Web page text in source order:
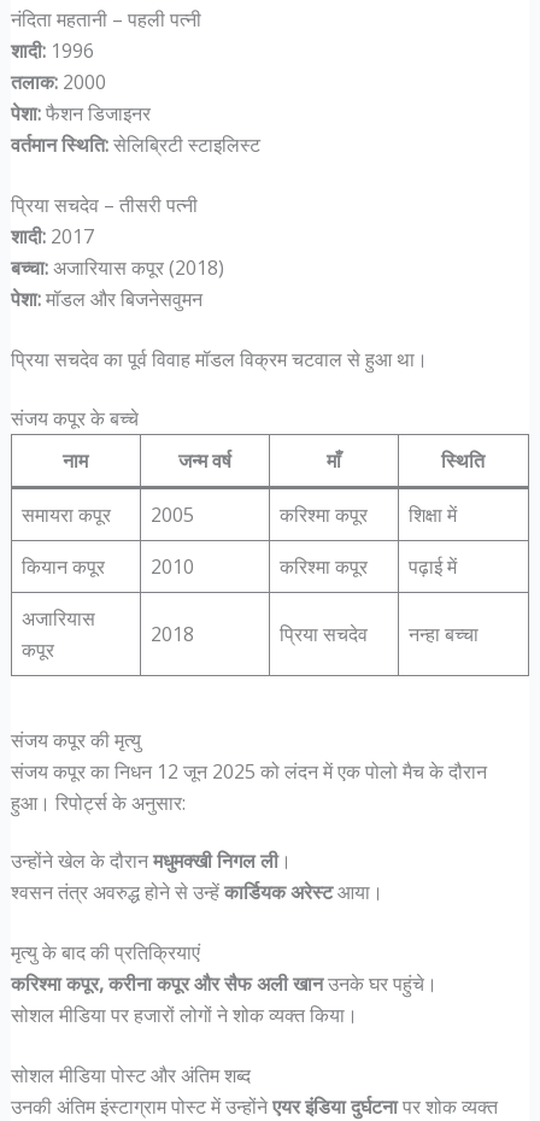
नंदिता महतानी – पहली पत्नी
शादी:1996
तलाक:2000
पेशा:फैशन डिजाइनर
वर्तमान स्थिति:सेलिब्रिटी स्टाइलिस्ट
प्रिया सचदेव – तीसरी पत्नी
शादी:2017
बच्चा:अजारियास कपूर (2018)
पेशा:मॉडल और बिजनेसवुमन
प्रिया सचदेव का पूर्व विवाह मॉडल विक्रम चटवाल से हुआ था।
संजय कपूर के बच्चे
नाम
जन्म वर्ष माँ स्थिति
समायरा कपूर 2005 करिश्मा कपूर
शिक्षा में
कियान कपूर
2010 करिश्मा कपूर
पढ़ाई में
अजारियास
कपूर
2018 प्रिया सचदेव नन्हा बच्चा
संजय कपूर की मृत्यु
संजय कपूर का निधन 12 जून 2025 को लंदन में एक पोलो मैच के दौरान
हुआ। रिपोर्ट्स के अनुसार:
उन्होंने खेल के दौरानमधुमक्खी निगल ली।
श्वसन तंत्र अवरुद्ध होने से उन्हेंकार्डियक अरेस्टआया।
मृत्यु के बाद की प्रतिक्रियाएं
करिश्मा कपूर, करीना कपूर और सैफ अली खानउनके घर पहुंचे।
सोशल मीडिया पर हजारों लोगों ने शोक व्यक्त किया।
सोशल मीडिया पोस्ट और अंतिम शब्द
उनकी अंतिम इंस्टाग्राम पोस्ट में उन्होंनेएयर इंडिया दुर्घटनापर शोक व्यक्त